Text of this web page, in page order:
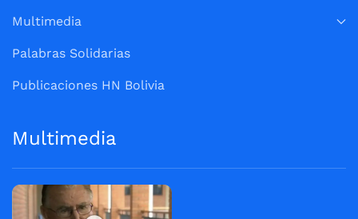
Multimedia
Palabras Solidarias
Publicaciones HN Bolivia
Multimedia